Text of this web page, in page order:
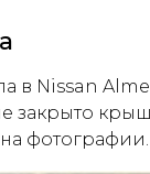
в Nissan
закрыто
фотографии.